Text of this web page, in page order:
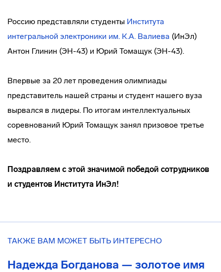
Россию представляли студенты Института
интегральной электроники им. К.А. Валиева (ИнЭл)
Антон Глинин (ЭН-43) и Юрий Томащук (ЭН-43).
Впервые за 20 лет проведения олимпиады
представитель нашей страны и студент нашего вуза
вырвался в лидеры. По итогам интеллектуальных
соревнований Юрий Томащук занял призовое третье
место.
Поздравляем с этой значимой победой сотрудников
и студентов Института ИнЭл!
ТАКЖЕ ВАМ МОЖЕТ БЫТЬ ИНТЕРЕСНО
Надежда Богданова — золотое имя